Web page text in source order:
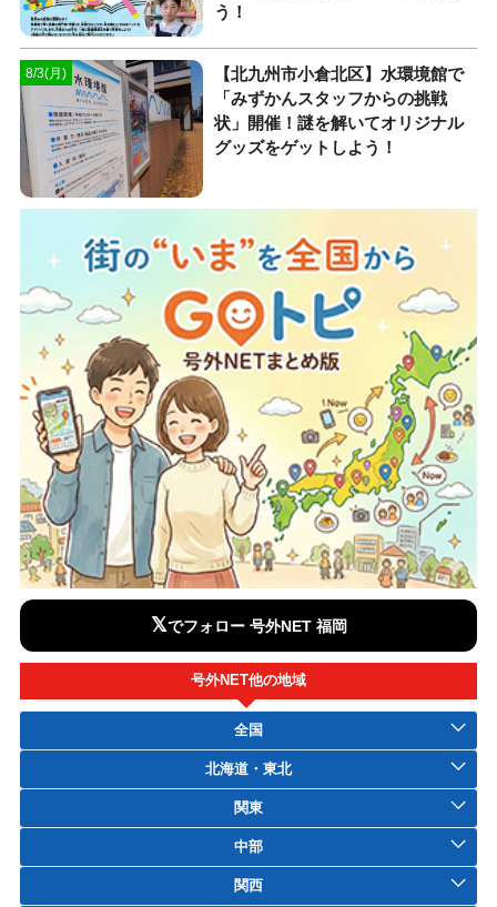
う！
8/3(月)
【北九州市小倉北区】水環境館で
「みずかんスタッフからの挑戦
状」開催！謎を解いてオリジナル
グッズをゲットしよう！
𝕏でフォロー 号外NET 福岡
号外NET他の地域
全国
北海道・東北
関東
中部
関西